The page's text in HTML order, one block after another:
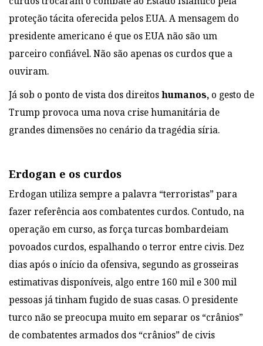
proteção tácita oferecida pelos EUA. A mensagem do
presidente americano é que os EUA não são um
parceiro confiável. Não são apenas os curdos que a
ouviram.
Já sob o ponto de vista dos direitoshumanos, o gesto de
Trump provoca uma nova crise humanitária de
grandes dimensões no cenário da tragédia síria.
Erdogan e os curdos
Erdogan utiliza sempre a palavra “terroristas” para
fazer referência aos combatentes curdos. Contudo, na
operação em curso, as força turcas bombardeiam
povoados curdos, espalhando o terror entre civis. Dez
dias após o início da ofensiva, segundo as grosseiras
estimativas disponíveis, algo entre 160 mil e 300 mil
pessoas já tinham fugido de suas casas. O presidente
turco não se preocupa muito em separar os “crânios”
de combatentes armados dos “crânios” de civis